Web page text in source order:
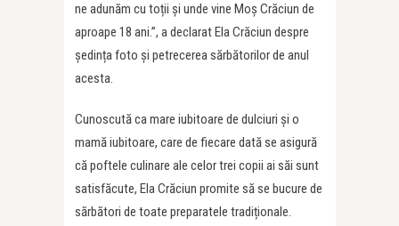
ne adunăm cu toții și unde vine Moș Crăciun de
aproape 18 ani.”, a declarat Ela Crăciun despre
ședința foto și petrecerea sărbătorilor de anul
acesta.
Cunoscută ca mare iubitoare de dulciuri și o
mamă iubitoare, care de fiecare dată se asigură
că poftele culinare ale celor trei copii ai săi sunt
satisfăcute, Ela Crăciun promite să se bucure de
sărbători de toate preparatele tradiționale.